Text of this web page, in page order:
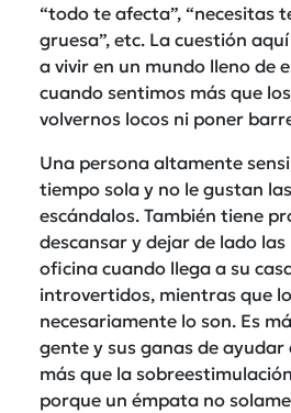
“todo te afecta”, “necesitas
gruesa”, etc. La cuestión
a vivir en un mundo lleno de
cuando sentimos más que
volvernos locos ni poner
Una persona altamente
tiempo sola y no le gustan
escándalos. También tiene
descansar y dejar de lado
oficina cuando llega a su
introvertidos, mientras que
necesariamente lo son. Es
gente y sus ganas de
más que la
porque un émpata no